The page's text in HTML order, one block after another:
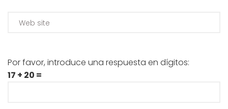
Por favor, introduce una respuesta en dígitos:
17 + 20 =